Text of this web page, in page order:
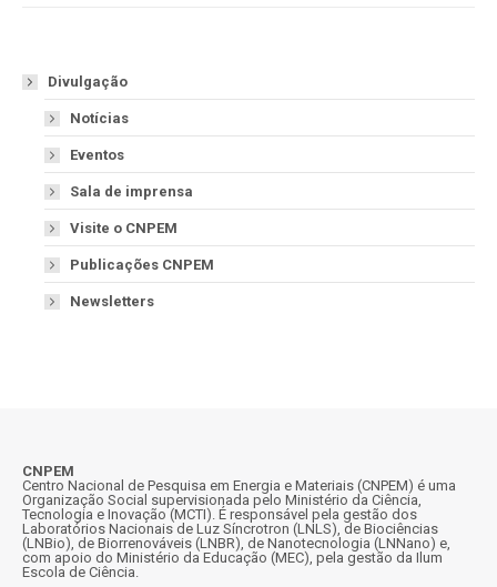
Divulgação
Notícias
Eventos
Sala de imprensa
Visite o CNPEM
Publicações CNPEM
Newsletters
CNPEM
Centro Nacional de Pesquisa em Energia e Materiais (CNPEM) é uma
Organização Social supervisionada pelo Ministério da Ciência,
Tecnologia e Inovação (MCTI). É responsável pela gestão dos
Laboratórios Nacionais de Luz Síncrotron (LNLS), de Biociências
(LNBio), de Biorrenováveis (LNBR), de Nanotecnologia (LNNano) e,
com apoio do Ministério da Educação (MEC), pela gestão da Ilum
Escola de Ciência.